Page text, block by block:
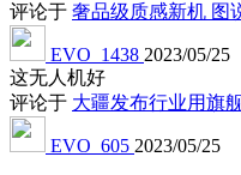
评论于 奢品级质感新机 图
EVO_1438 2023/05/25
这无人机好
评论于 大疆发布行业用旗
EVO_605 2023/05/25